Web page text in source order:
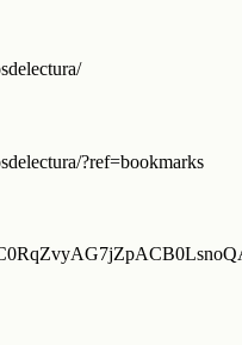
?ref=bookmarks